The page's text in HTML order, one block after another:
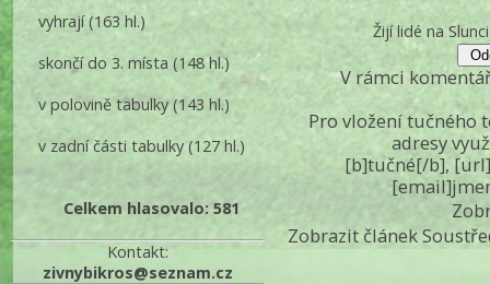
vyhrají(163 hl.)
skončí do 3. místa (148 hl.)
v polovině tabulky(143 hl.)
v zadní části tabulky (127 hl.)
Celkem hlasovalo: 581
Kontakt:
zivnybikros@seznam.cz
Žijí lidé na
V rámci
Pro vložení tučného
adresy
[b]tučné[/b],
Zobrazit článek